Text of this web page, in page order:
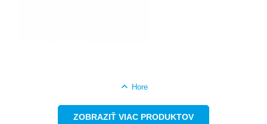
Hore
ZOBRAZIŤ VIAC PRODUKTOV